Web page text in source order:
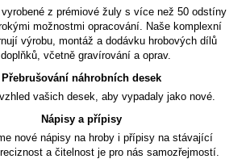
vyrobené z prémiové žuly s více než 50 odstíny
možnostmi opracování. Naše komplexní
výrobu, montáž a dodávku hrobových dílů
včetně gravírování a oprav.
Přebrušování náhrobních desek
vašich desek, aby vypadaly jako nové.
Nápisy a přípisy
nové nápisy na hroby i přípisy na stávající
a čitelnost je pro nás samozřejmostí.